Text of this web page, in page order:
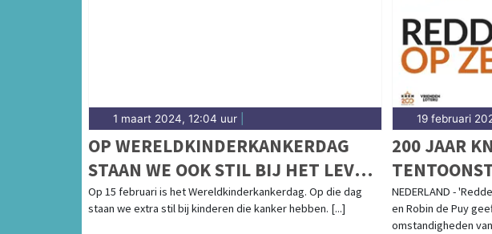
1 maart 2024, 12:04 uur
OP WERELDKINDERKANKERDAG
STAAN WE OOK STIL BIJ HET LEVEN
NÁ KINDERKANKER
Op 15 februari is het Wereldkinderkankerdag. Op die dag
staan we extra stil bij kinderen die kanker hebben. [...]
19 februari
200 JAAR
MARITIEME
LAND!
NEDERLAND -
en Robin de Puy
omstandigheden